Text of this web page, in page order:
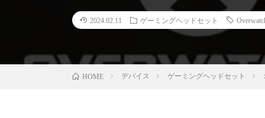
2024.02.11 ゲーミングヘッドセット
HOME デバイス ゲーミングヘッドセット